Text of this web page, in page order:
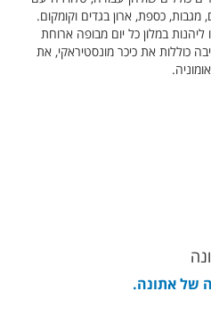
כספת, ארון בגדים וקומקום.
במלון כל יום מבופה ארוחת
כוללות את כיכר מונסטיראקי, את